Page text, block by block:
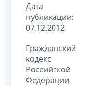
Дата
публикации:
07.12.2012
Гражданский
кодекс
Российской
Федерации